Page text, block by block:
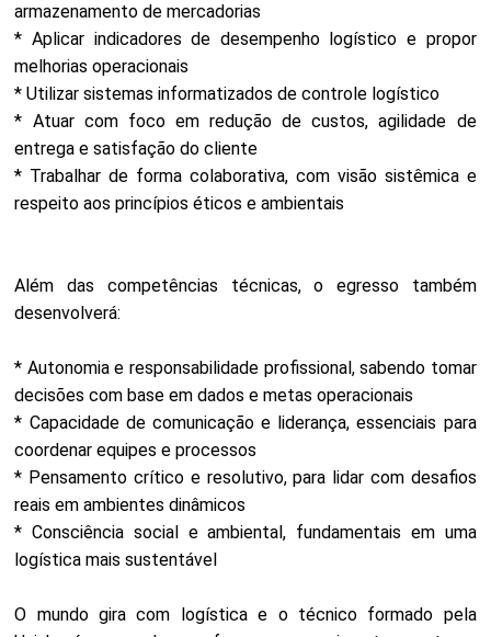
armazenamento de mercadorias
* Aplicar indicadores de desempenho logístico e propor
melhorias operacionais
* Utilizar sistemas informatizados de controle logístico
* Atuar com foco em redução de custos, agilidade de
entrega e satisfação do cliente
* Trabalhar de forma colaborativa, com visão sistêmica e
respeito aos princípios éticos e ambientais
Além das competências técnicas, o egresso também
desenvolverá:
* Autonomia e responsabilidade profissional, sabendo tomar
decisões com base em dados e metas operacionais
* Capacidade de comunicação e liderança, essenciais para
coordenar equipes e processos
* Pensamento crítico e resolutivo, para lidar com desafios
reais em ambientes dinâmicos
* Consciência social e ambiental, fundamentais em uma
logística mais sustentável
O mundo gira com logística e o técnico formado pela